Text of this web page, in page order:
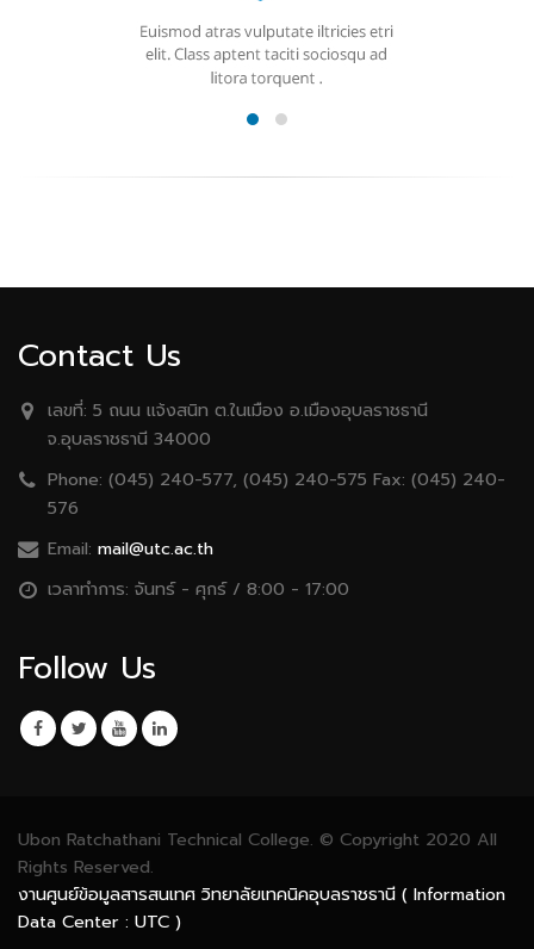
Contact Us
เลขที่: 5 ถนน เเจ้งสนิท ต.ในเมือง อ.เมืองอุบลราชธานี
จ.อุบลราชธานี 34000
Phone: (045) 240-577, (045) 240-575 Fax: (045) 240-
576
Email: mail@utc.ac.th
เวลาทำการ: จันทร์ - ศุกร์ / 8:00 - 17:00
Follow Us
Ubon Ratchathani Technical College. © Copyright 2020 All
Rights Reserved.
งานศูนย์ข้อมูลสารสนเทศ วิทยาลัยเทคนิคอุบลราชธานี ( Information
Data Center : UTC )